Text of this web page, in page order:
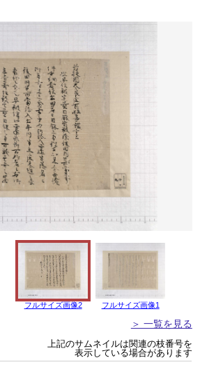
フルサイズ画像2 フルサイズ画像1
＞ 一覧を見る
上記のサムネイルは関連の枝番号を
表示している場合があります